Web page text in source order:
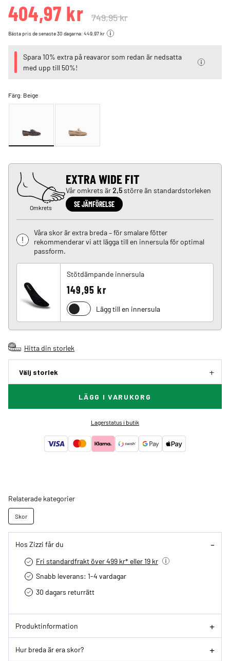
404,97 kr 749,95 kr
Bästa pris de senaste 30 dagarna: 449,97 kr
Spara 10% extra på reavaror som redan är nedsatta
med upp till 50%!
Färg: Beige
Omkrets
EXTRA WIDE FIT
Vår omkrets är2,5större än standardstorleken
SE JÄMFÖRELSE
Våra skor är extra breda – för smalare fötter
rekommenderar vi att lägga till en innersula för optimal
passform.
Stötdämpande innersula
149,95 kr
Lägg till en innersula
Hitta din storlek
Välj storlek
LÄGG I VARUKORG
Lagerstatus i butik
Relaterade kategorier
Skor
Hos Zizzi får du
Fri standardfrakt över 499 kr* eller 19 kr
Snabb leverans: 1-4 vardagar
30 dagars returrätt­
Produktinformation
Hur breda är era skor?